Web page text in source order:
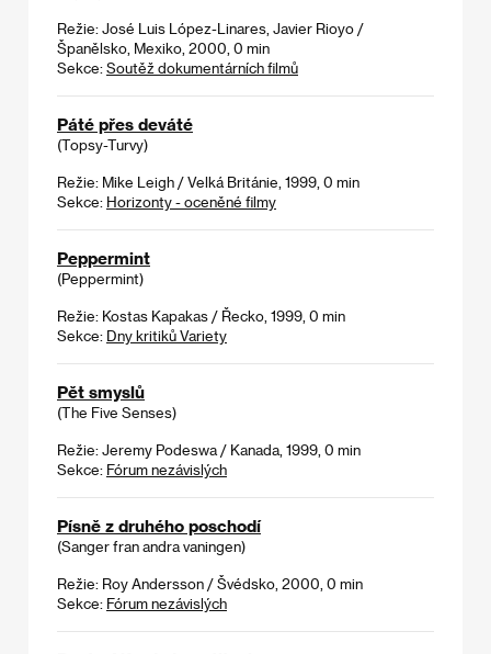
Režie: José Luis López-Linares, Javier Rioyo /
Španělsko, Mexiko, 2000, 0 min
Sekce: Soutěž dokumentárních filmů
Páté přes deváté
(Topsy-Turvy)
Režie: Mike Leigh / Velká Británie, 1999, 0 min
Sekce: Horizonty - oceněné filmy
Peppermint
(Peppermint)
Režie: Kostas Kapakas / Řecko, 1999, 0 min
Sekce: Dny kritiků Variety
Pět smyslů
(The Five Senses)
Režie: Jeremy Podeswa / Kanada, 1999, 0 min
Sekce: Fórum nezávislých
Písně z druhého poschodí
(Sanger fran andra vaningen)
Režie: Roy Andersson / Švédsko, 2000, 0 min
Sekce: Fórum nezávislých